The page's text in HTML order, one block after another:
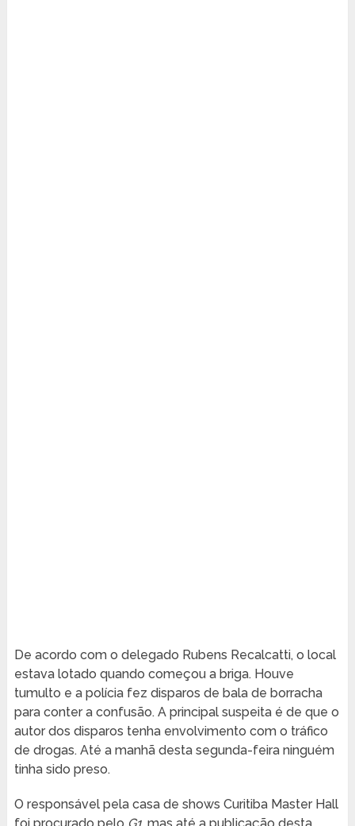
De acordo com o delegado Rubens Recalcatti, o local
estava lotado quando começou a briga. Houve
tumulto e a polícia fez disparos de bala de borracha
para conter a confusão. A principal suspeita é de que o
autor dos disparos tenha envolvimento com o tráfico
de drogas. Até a manhã desta segunda-feira ninguém
tinha sido preso.
O responsável pela casa de shows Curitiba Master Hall